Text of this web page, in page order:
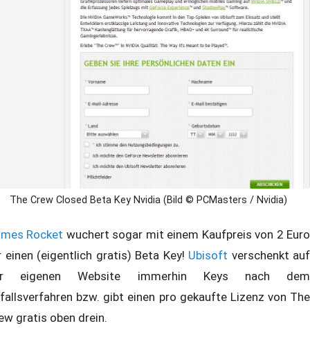
The Crew Closed Beta Key Nvidia (Bild © PCMasters / Nvidia)
Rocket wuchert sogar mit einem Kaufpreis von 2 Euro
einen (eigentlich gratis) Beta Key! Ubisoft verschenkt auf
eigenen Website immerhin Keys nach dem
bzw. gibt einen pro gekaufte Lizenz von The
gratis oben drein.